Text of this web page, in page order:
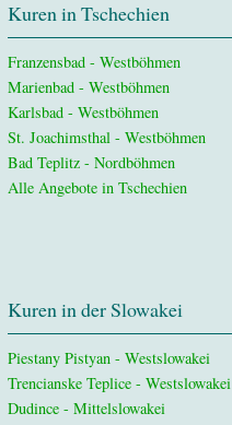
Kuren in Tschechien
Franzensbad - Westböhmen
Marienbad - Westböhmen
Karlsbad - Westböhmen
St. Joachimsthal - Westböhmen
Bad Teplitz - Nordböhmen
Alle Angebote in Tschechien
Kuren in der Slowakei
Piestany Pistyan - Westslowakei
Trencianske Teplice - Westslowakei
Dudince - Mittelslowakei